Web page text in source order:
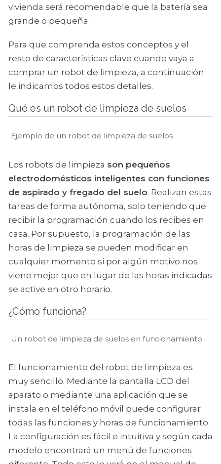
vivienda será recomendable que la batería sea
grande o pequeña.
Para que comprenda estos conceptos y el
resto de características clave cuando vaya a
comprar un robot de limpieza, a continuación
le indicamos todos estos detalles.
Qué es un robot de limpieza de suelos
Ejemplo de un robot de limpieza de suelos
Los robots de limpieza son pequeños
electrodomésticos inteligentes con funciones
de aspirado y fregado del suelo. Realizan estas
tareas de forma autónoma, solo teniendo que
recibir la programación cuando los recibes en
casa. Por supuesto, la programación de las
horas de limpieza se pueden modificar en
cualquier momento si por algún motivo nos
viene mejor que en lugar de las horas indicadas
se active en otro horario.
¿Cómo funciona?
Un robot de limpieza de suelos en funcionamiento
El funcionamiento del robot de limpieza es
muy sencillo. Mediante la pantalla LCD del
aparato o mediante una aplicación que se
instala en el teléfono móvil puede configurar
todas las funciones y horas de funcionamiento.
La configuración es fácil e intuitiva y según cada
modelo encontrará un menú de funciones